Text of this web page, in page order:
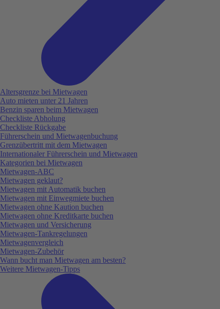
Altersgrenze bei Mietwagen
Auto mieten unter 21 Jahren
Benzin sparen beim Mietwagen
Checkliste Abholung
Checkliste Rückgabe
Führerschein und Mietwagenbuchung
Grenzübertritt mit dem Mietwagen
Internationaler Führerschein und Mietwagen
Kategorien bei Mietwagen
Mietwagen-ABC
Mietwagen geklaut?
Mietwagen mit Automatik buchen
Mietwagen mit Einwegmiete buchen
Mietwagen ohne Kaution buchen
Mietwagen ohne Kreditkarte buchen
Mietwagen und Versicherung
Mietwagen-Tankregelungen
Mietwagenvergleich
Mietwagen-Zubehör
Wann bucht man Mietwagen am besten?
Weitere Mietwagen-Tipps